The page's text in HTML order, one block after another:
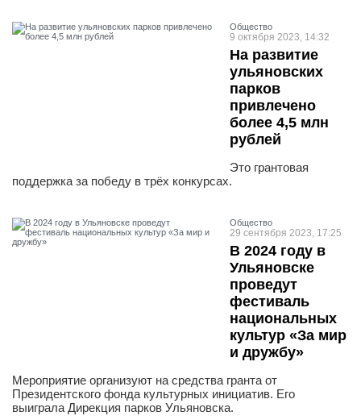
Общество
9 октября 2023, 14:32
На развитие
ульяновских
парков
привлечено
более 4,5 млн
рублей
Это грантовая
поддержка за победу в трёх конкурсах.
Общество
29 сентября 2023, 17:25
В 2024 году в
Ульяновске
проведут
фестиваль
национальных
культур «За мир
и дружбу»
Мероприятие организуют на средства гранта от
Президентского фонда культурных инициатив. Его
выиграла Дирекция парков Ульяновска.